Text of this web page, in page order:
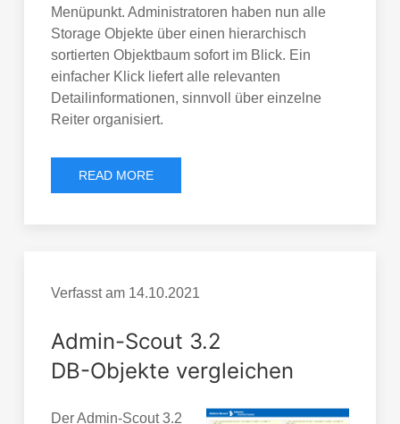
Menüpunkt. Administratoren haben nun alle
Storage Objekte über einen hierarchisch
sortierten Objektbaum sofort im Blick. Ein
einfacher Klick liefert alle relevanten
Detailinformationen, sinnvoll über einzelne
Reiter organisiert.
READ MORE
Verfasst am 14.10.2021
Admin-Scout 3.2
DB-Objekte vergleichen
Der Admin-Scout 3.2